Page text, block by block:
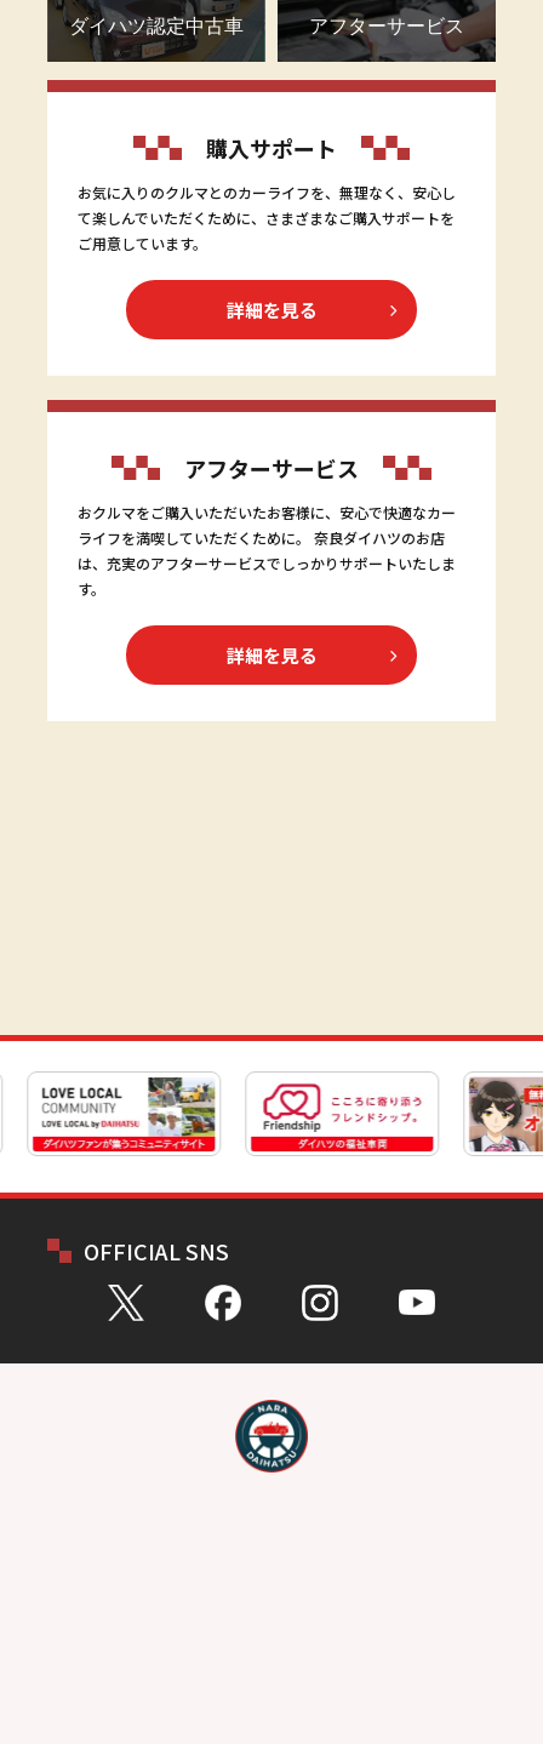
ダイハツ認定中古車 アフターサービス
購入サポート
お気に入りのクルマとのカーライフを、無理なく、安心し
て楽しんでいただくために、さまざまなご購入サポートを
ご用意しています。
詳細を見る
アフターサービス
おクルマをご購入いただいたお客様に、安心で快適なカー
ライフを満喫していただくために。 奈良ダイハツのお店
は、充実のアフターサービスでしっかりサポートいたしま
す。
詳細を見る
OFFICIAL SNS